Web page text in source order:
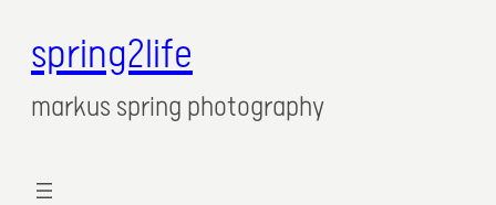
spring2life
markus spring photography